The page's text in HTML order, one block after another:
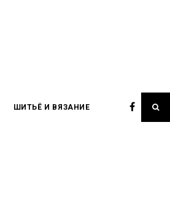
ШИТЬЁ И ВЯЗАНИЕ